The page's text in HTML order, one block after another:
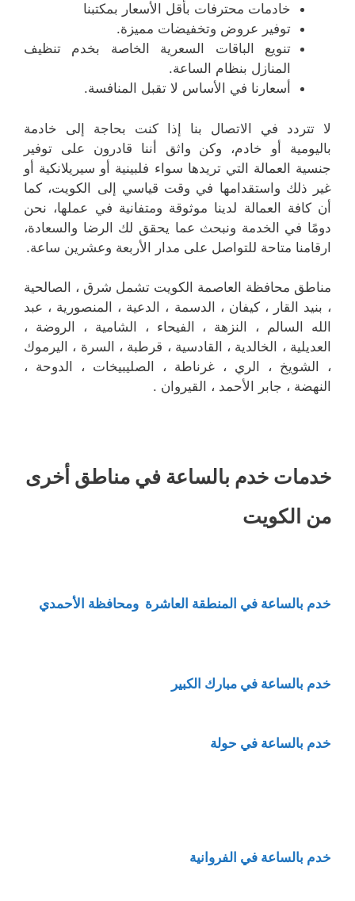
خادمات محترفات بأقل الأسعار بمكتبنا
توفير عروض وتخفيضات مميزة.
تنويع الباقات السعرية الخاصة بخدم تنظيف
المنازل بنظام الساعة.
أسعارنا في الأساس لا تقبل المنافسة.
لا تتردد في الاتصال بنا إذا كنت بحاجة إلى خادمة
باليومية أو خادم، وكن واثق أننا قادرون على توفير
جنسية العمالة التي تريدها سواء فلبينية أو سيريلانكية أو
غير ذلك واستقدامها في وقت قياسي إلى الكويت، كما
أن كافة العمالة لدينا موثوقة ومتفانية في عملها، نحن
دومًا في الخدمة ونبحث عما يحقق لك الرضا والسعادة،
ارقامنا متاحة للتواصل على مدار الأربعة وعشرين ساعة.
مناطق محافظة العاصمة الكويت تشمل شرق ، الصالحية
، بنيد القار ، كيفان ، الدسمة ، الدعية ، المنصورية ، عبد
الله السالم ، النزهة ، الفيحاء ، الشامية ، الروضة ،
العديلية ، الخالدية ، القادسية ، قرطبة ، السرة ، اليرموك
، الشويخ ، الري ، غرناطة ، الصليبيخات ، الدوحة ،
النهضة ، جابر الأحمد ، القيروان .
خدمات خدم بالساعة في مناطق أخرى
من الكويت
خدم بالساعة في المنطقة العاشرة ومحافظة الأحمدي
خدم بالساعة في مبارك الكبير
خدم بالساعة في حولة
خدم بالساعة في الفروانية